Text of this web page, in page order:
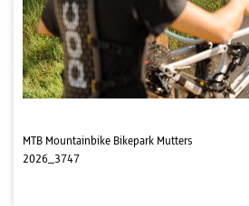
MTB Mountainbike Bikepark Mutters
2026_3747